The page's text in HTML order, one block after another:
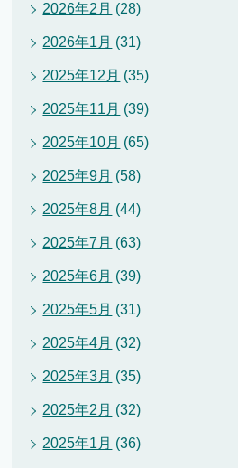
2026年2月 (28)
2026年1月 (31)
2025年12月 (35)
2025年11月 (39)
2025年10月 (65)
2025年9月 (58)
2025年8月 (44)
2025年7月 (63)
2025年6月 (39)
2025年5月 (31)
2025年4月 (32)
2025年3月 (35)
2025年2月 (32)
2025年1月 (36)